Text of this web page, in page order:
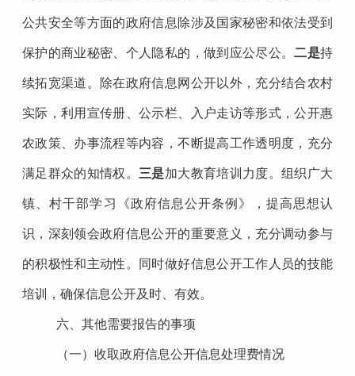
公共安全等方面的政府信息除涉及国家秘密和依法受到
保护的商业秘密、个人隐私的， 做到应公尽公。二是持
续拓宽渠道。除在政府信息网公开以外，充分结合农村
实际，利用宣传册、公示栏、入户走访等形式，公开惠
农政策、办事流程等内容，不断提高工作透明度，充分
满足群众的知情权。 三是加大教育培训力度。组织广大
镇、村干部学习《政府信息公开条例》，提高思想认
识，深刻领会政府信息公开的重要意义，充分调动参与
的积极性和主动性。同时做好信息公开工作人员的技能
培训，确保信息公开及时、有效。
六、其他需要报告的事项
（一）收取政府信息公开信息处理费情况